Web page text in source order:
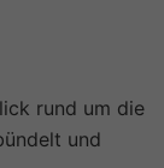
rund um die
und